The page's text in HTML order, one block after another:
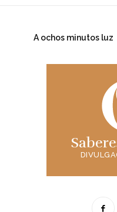
A ochos minutos luz